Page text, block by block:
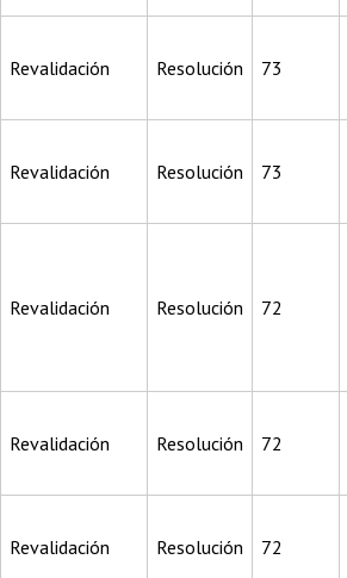
Revalidación Resolución 73
Revalidación Resolución 73
Revalidación Resolución 72
Revalidación Resolución 72
Revalidación Resolución 72